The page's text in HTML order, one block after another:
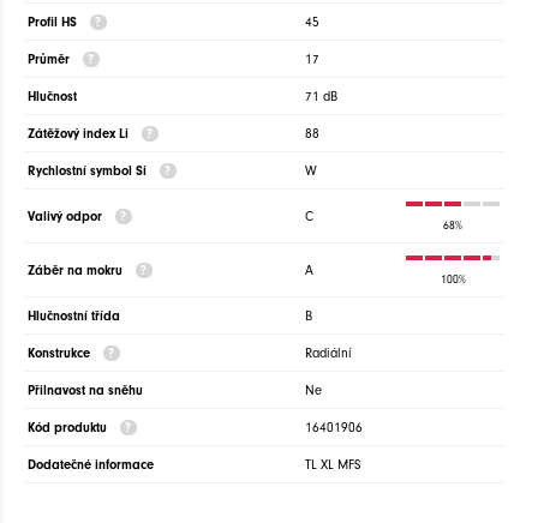
Profil HS 45
Průměr 17
Hlučnost 71 dB
Zátěžový index Li 88
Rychlostní symbol Si W
Valivý odpor C
68%
Záběr na mokru A
100%
Hlučnostní třída B
Konstrukce Radiální
Přilnavost na sněhu Ne
Kód produktu 16401906
Dodatečné informace TL XL MFS